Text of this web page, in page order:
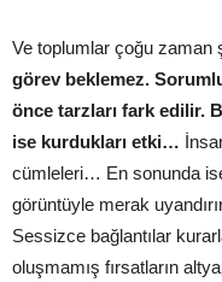
Ve toplumlar çoğu zaman
görev beklemez.
önce tarzları fark edilir.
ise kurdukları etki…
cümleleri… En sonunda
görüntüyle merak
Sessizce bağlantılar
oluşmamış fırsatların